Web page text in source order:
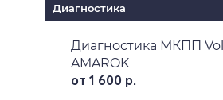
Диагностика
Диагностика МКПП
AMAROK
от 1 600 р.